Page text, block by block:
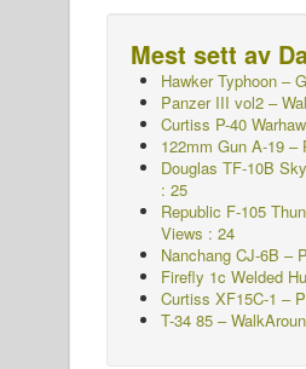
Mest sett av
Hawker Typhoon –
Panzer III vol2 –
Curtiss P-40
122mm Gun A-19 –
Douglas TF-10B
: 25
Republic F-105
Views : 24
Nanchang CJ-6B –
Firefly 1c Welded
Curtiss XF15C-1 –
T-34 85 –